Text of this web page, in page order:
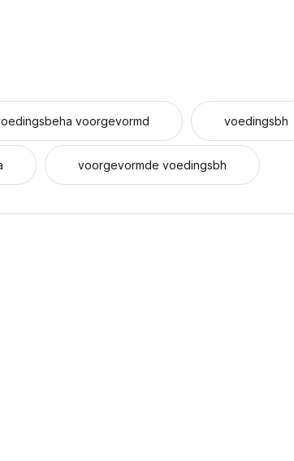
voorgevormd voedingsbh
voorgevormde voedingsbh